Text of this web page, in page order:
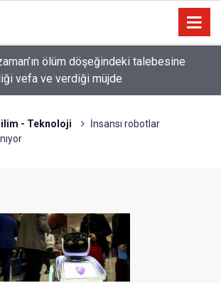
güvenliği davasında rekor ceza: 567
ödeyecek
- Teknoloji
İnsansı robotlar